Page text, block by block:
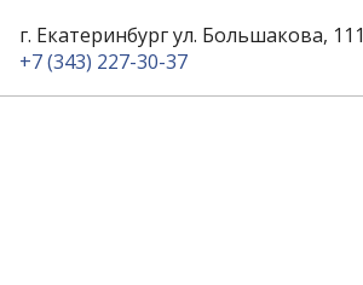
г. Екатеринбург ул. Большакова, 111
+7 (343) 227-30-37